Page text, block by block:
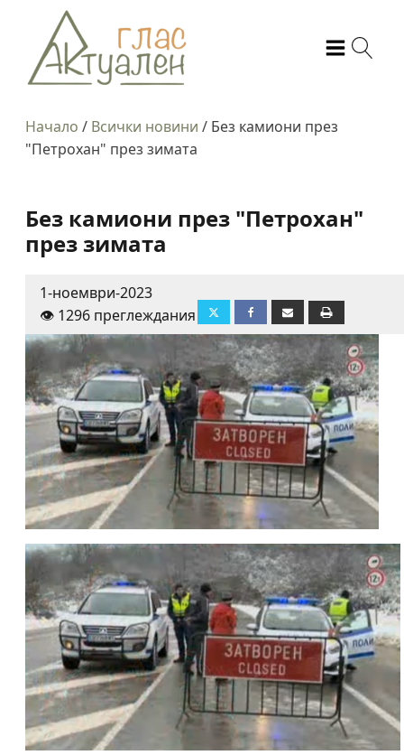
Начало / Всички новини / Без камиони през
"Петрохан" през зимата
Без камиони през "Петрохан"
през зимата
1-ноември-2023
👁️ 1296 преглеждания